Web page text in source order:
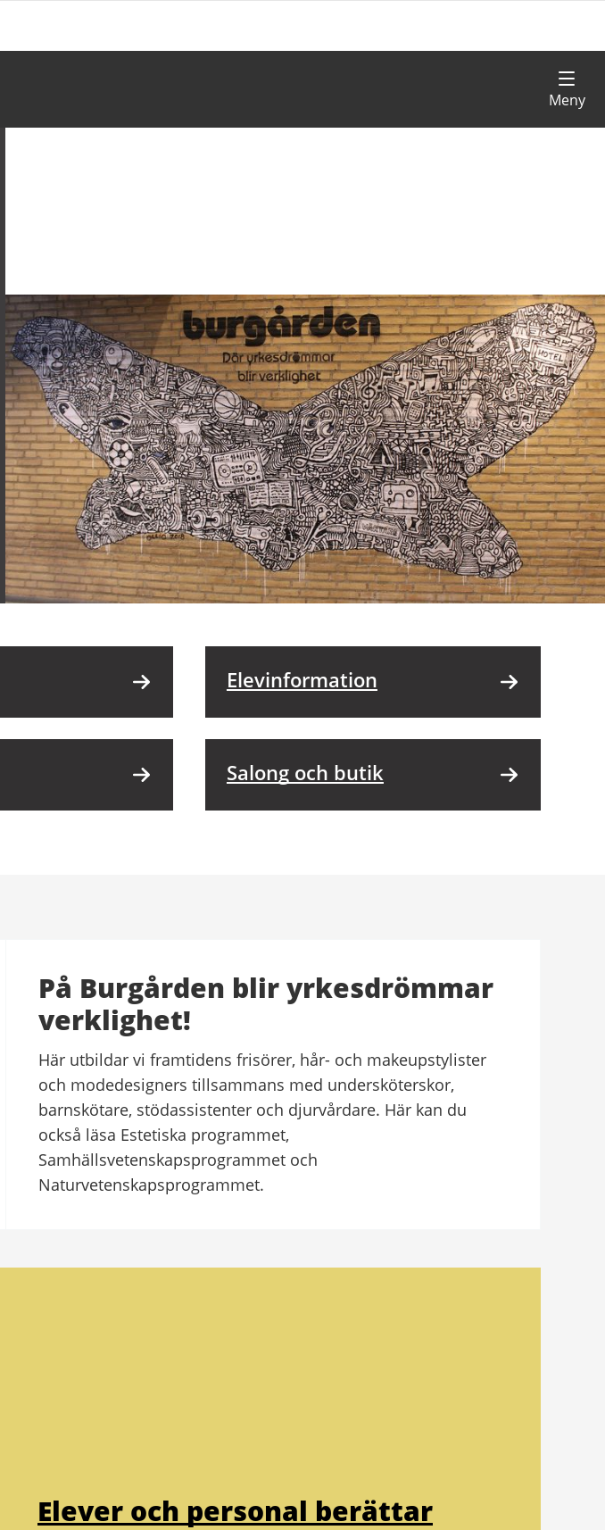
Elevinformation
Salong och butik
På Burgården blir yrkesdrömmar
verklighet!
Här utbildar vi framtidens frisörer, hår- och makeupstylister
och modedesigners tillsammans med undersköterskor,
barnskötare, stödassistenter och djurvårdare. Här kan du
också läsa Estetiska programmet,
Samhällsvetenskapsprogrammet och
Naturvetenskapsprogrammet.
Elever och personal berättar